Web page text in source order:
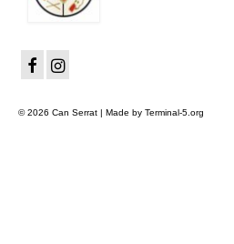
© 2026 Can Serrat | Made by Terminal-5.org